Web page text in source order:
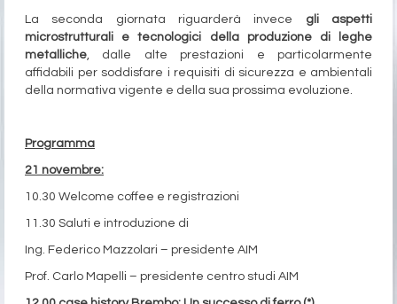
La seconda giornata riguarderà invece gli aspetti
microstrutturali e tecnologici della produzione di leghe
metalliche , dalle alte prestazioni e particolarmente
affidabili per soddisfare i requisiti di sicurezza e ambientali
della normativa vigente e della sua prossima evoluzione.
Programma
21 novembre:
10.30 Welcome coffee e registrazioni
11.30 Saluti e introduzione di
Ing. Federico Mazzolari – presidente AIM
Prof. Carlo Mapelli – presidente centro studi AIM